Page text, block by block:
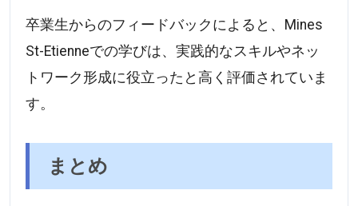
卒業生からのフィードバックによると、Mines
St-Etienneでの学びは、実践的なスキルやネッ
トワーク形成に役立ったと高く評価されていま
す。
まとめ